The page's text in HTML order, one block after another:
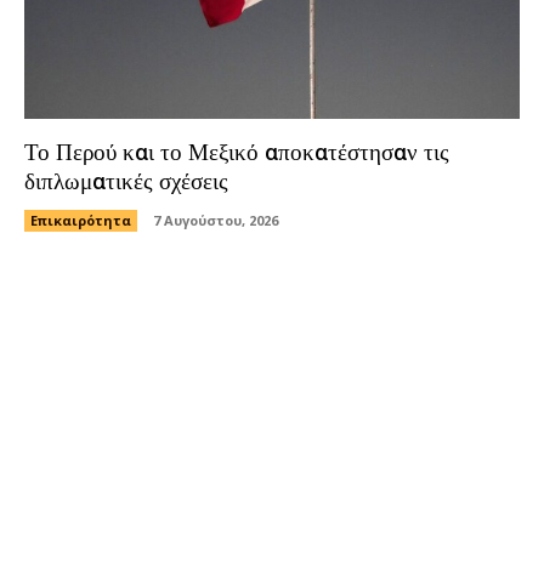
Το Περού και το Μεξικό αποκατέστησαν τις
διπλωματικές σχέσεις
Επικαιρότητα 7 Αυγούστου, 2026